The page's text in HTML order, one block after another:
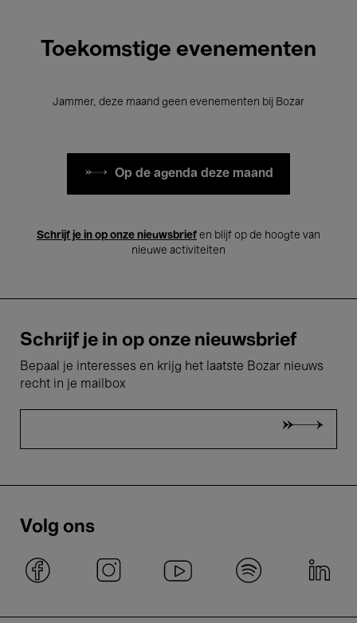
Toekomstige evenementen
Jammer, deze maand geen evenementen bij Bozar
Op de agenda deze maand
Schrijf je in op onze nieuwsbrief en blijf op de hoogte van
nieuwe activiteiten
Schrijf je in op onze nieuwsbrief
Bepaal je interesses en krijg het laatste Bozar nieuws
recht in je mailbox
Volg ons